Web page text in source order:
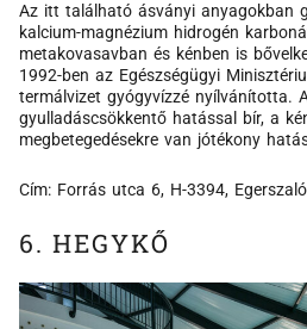
Az itt található ásványi anyagokban
kalcium-magnézium hidrogén
metakovasavban és kénben is
1992-ben az Egészségügyi
termálvizet gyógyvízzé nyílvánította.
gyulladáscsökkentő hatással bír, a
megbetegedésekre van jótékony
Cím: Forrás utca 6, H-3394,
6. HEGYKŐ